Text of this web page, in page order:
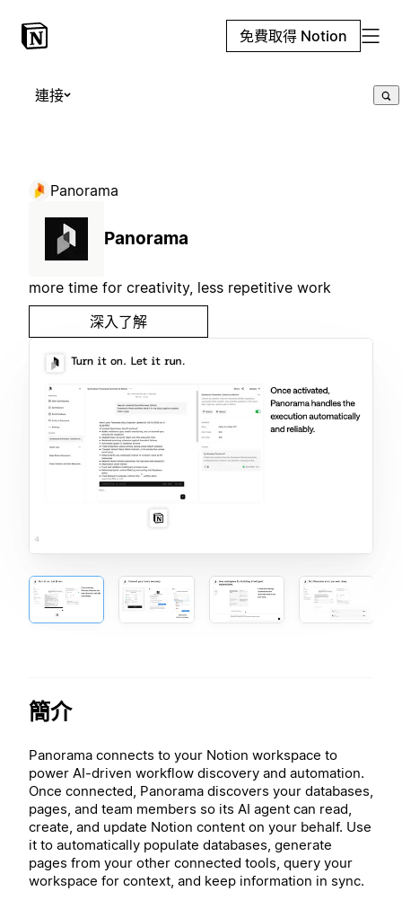
免費取得 Notion
連接
Panorama
Panorama
more time for creativity, less repetitive work
深入了解
簡介
Panorama connects to your Notion workspace to
power AI-driven workflow discovery and automation.
Once connected, Panorama discovers your databases,
pages, and team members so its AI agent can read,
create, and update Notion content on your behalf. Use
it to automatically populate databases, generate
pages from your other connected tools, query your
workspace for context, and keep information in sync.